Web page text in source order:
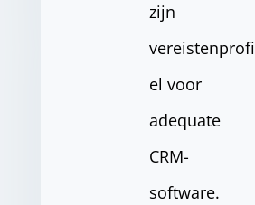
zijn
vereistenprofi
el voor
adequate
CRM-
software.